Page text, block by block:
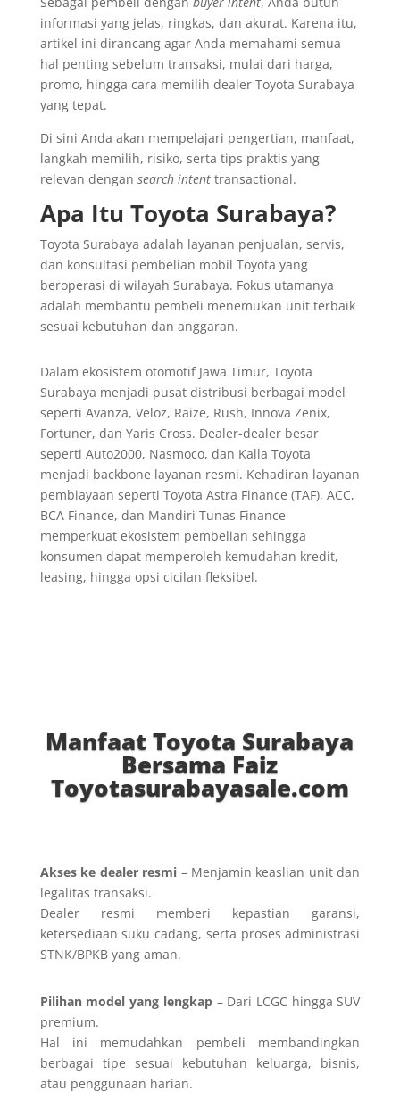
informasi yang jelas, ringkas, dan akurat. Karena itu,
artikel ini dirancang agar Anda memahami semua
hal penting sebelum transaksi, mulai dari harga,
promo, hingga cara memilih dealer Toyota Surabaya
yang tepat.
Di sini Anda akan mempelajari pengertian, manfaat,
langkah memilih, risiko, serta tips praktis yang
relevan dengan search intenttransactional.
Apa Itu Toyota Surabaya?
Toyota Surabaya adalah layanan penjualan, servis,
dan konsultasi pembelian mobil Toyota yang
beroperasi di wilayah Surabaya. Fokus utamanya
adalah membantu pembeli menemukan unit terbaik
sesuai kebutuhan dan anggaran.
Dalam ekosistem otomotif Jawa Timur, Toyota
Surabaya menjadi pusat distribusi berbagai model
seperti Avanza, Veloz, Raize, Rush, Innova Zenix,
Fortuner, dan Yaris Cross. Dealer-dealer besar
seperti Auto2000, Nasmoco, dan Kalla Toyota
menjadi backbone layanan resmi. Kehadiran layanan
pembiayaan seperti Toyota Astra Finance (TAF), ACC,
BCA Finance, dan Mandiri Tunas Finance
memperkuat ekosistem pembelian sehingga
konsumen dapat memperoleh kemudahan kredit,
leasing, hingga opsi cicilan fleksibel.
Manfaat Toyota Surabaya
Bersama Faiz
Toyotasurabayasale.com
Akses ke dealer resmi – Menjamin keaslian unit dan
legalitas transaksi.
Dealer resmi memberi kepastian garansi,
ketersediaan suku cadang, serta proses administrasi
STNK/BPKB yang aman.
Pilihan model yang lengkap– Dari LCGC hingga SUV
premium.
Hal ini memudahkan pembeli membandingkan
berbagai tipe sesuai kebutuhan keluarga, bisnis,
atau penggunaan harian.